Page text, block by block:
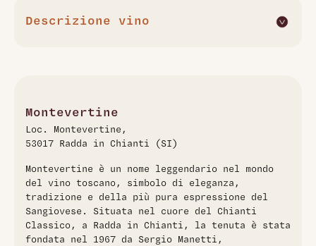
Descrizione vino
intenso e offre al naso un bouquet complesso con note
fruttate di ciliegia e piccoli frutti rossi, accompagnate da
delicate sfumature floreali e speziate. Al palato si distingue
raffinato tra freschezza e calore, con un retrogusto
persistente che richiama sentori di legno e spezie. L'annata
2022, caratterizzata da condizioni climatiche favorevoli in
Toscana, ha permesso di ottenere un vino armonioso e
ben equilibrato, indicato per accompagnare piatti di carne e
formaggi stagionati.
Montevertine
Loc. Montevertine,
53017 Radda in Chianti (SI)
Montevertine è un nome leggendario nel mondo
del vino toscano, simbolo di eleganza,
tradizione e della più pura espressione del
Sangiovese. Situata nel cuore del Chianti
Classico, a Radda in Chianti, la tenuta è stata
fondata nel 1967 da Sergio Manetti,